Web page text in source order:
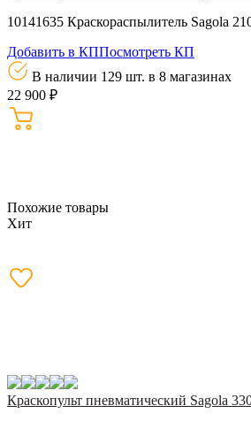
10141635 Краскораспылитель Sagola
Добавить в КППосмотреть КП
В наличии 129 шт. в 8 магазинах
22 900 ₽
Похожие товары
Хит
Краскопульт пневматический Sagola